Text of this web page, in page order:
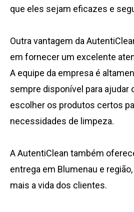
que eles sejam eficazes e
Outra vantagem da
em fornecer um excelente
A equipe da empresa é
sempre disponível para ajudar
escolher os produtos certos
necessidades de limpeza.
A AutentiClean também
entrega em Blumenau e
mais a vida dos clientes.